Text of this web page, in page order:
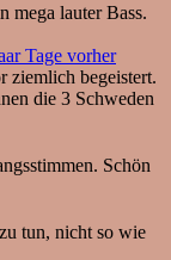
mega lauter Bass.
Tage vorher
ziemlich begeistert.
die 3 Schweden
Schön
tun, nicht so wie